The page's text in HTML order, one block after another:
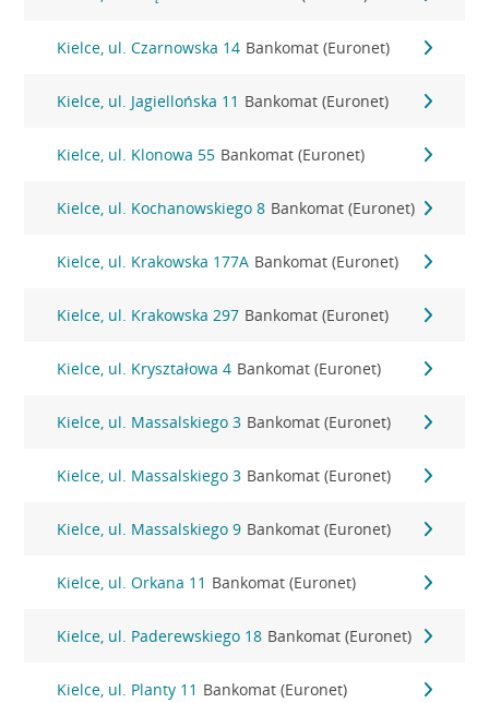
Kielce, ul. Czarnowska 14 Bankomat (Euronet)
Kielce, ul. Jagiellońska 11 Bankomat (Euronet)
Kielce, ul. Klonowa 55 Bankomat (Euronet)
Kielce, ul. Kochanowskiego 8 Bankomat (Euronet)
Kielce, ul. Krakowska 177A Bankomat (Euronet)
Kielce, ul. Krakowska 297 Bankomat (Euronet)
Kielce, ul. Kryształowa 4 Bankomat (Euronet)
Kielce, ul. Massalskiego 3 Bankomat (Euronet)
Kielce, ul. Massalskiego 3 Bankomat (Euronet)
Kielce, ul. Massalskiego 9 Bankomat (Euronet)
Kielce, ul. Orkana 11 Bankomat (Euronet)
Kielce, ul. Paderewskiego 18 Bankomat (Euronet)
Kielce, ul. Planty 11 Bankomat (Euronet)